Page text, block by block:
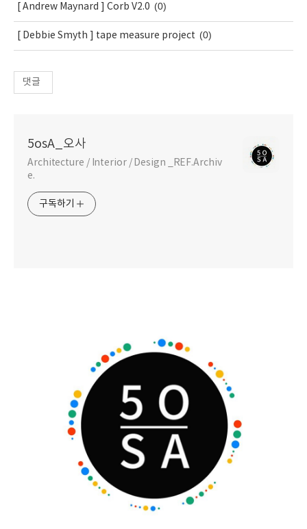
[ Andrew Maynard ] Corb V2.0 (0)
[ Debbie Smyth ] tape measure project (0)
댓글
5osA_오사
Architecture / Interior / Design _REF.Archiv
e.
구독하기